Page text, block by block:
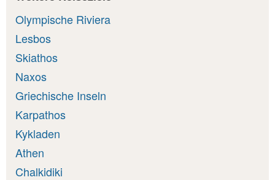
Olympische Riviera
Lesbos
Skiathos
Naxos
Griechische Inseln
Karpathos
Kykladen
Athen
Chalkidiki